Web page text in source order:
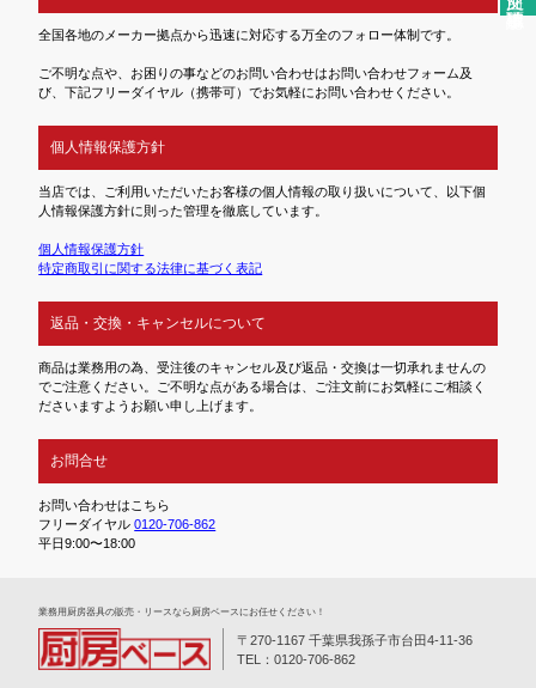
全国各地のメーカー拠点から迅速に対応する万全のフォロー体制です。
ご不明な点や、お困りの事などのお問い合わせはお問い合わせフォーム及
び、下記フリーダイヤル（携帯可）でお気軽にお問い合わせください。
個人情報保護方針
当店では、ご利用いただいたお客様の個人情報の取り扱いについて、以下個
人情報保護方針に則った管理を徹底しています。
個人情報保護方針
特定商取引に関する法律に基づく表記
返品・交換・キャンセルについて
商品は業務用の為、受注後のキャンセル及び返品・交換は一切承れませんの
でご注意ください。ご不明な点がある場合は、ご注文前にお気軽にご相談く
ださいますようお願い申し上げます。
お問合せ
お問い合わせはこちら
フリーダイヤル0120-706-862
平日9:00〜18:00
業務⽤厨房器具の販売・リースなら厨房ベースにお任せください！
〒270-1167 千葉県我孫子市台田4-11-36
TEL：0120-706-862